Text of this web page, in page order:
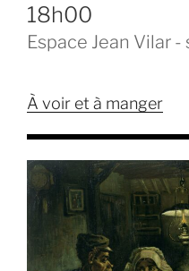
18h00
Espace Jean Vilar -
À voir et à manger